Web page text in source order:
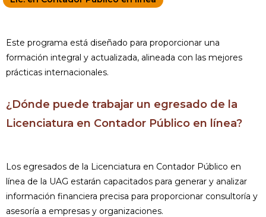
Este programa está diseñado para proporcionar una
formación integral y actualizada, alineada con las mejores
prácticas internacionales.
¿Dónde puede trabajar un egresado de la
Licenciatura en Contador Público en línea?
Los egresados de la Licenciatura en Contador Público en
línea de la UAG estarán capacitados para generar y analizar
información financiera precisa para proporcionar consultoría y
asesoría a empresas y organizaciones.